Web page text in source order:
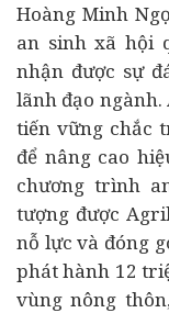
Hoàng Minh
an sinh xã hội
nhận được sự
lãnh đạo
tiến vững chắc
để nâng cao
chương trình
tượng được
nỗ lực và đóng
phát hành 12
vùng nông